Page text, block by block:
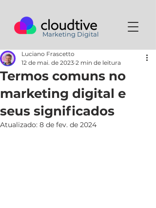
Marketing Digital
Termos comuns no
marketing digital e
seus significados
Luciano Frascetto
12 de mai. de 2023 2 min de leitura
Atualizado: 8 de fev. de 2024